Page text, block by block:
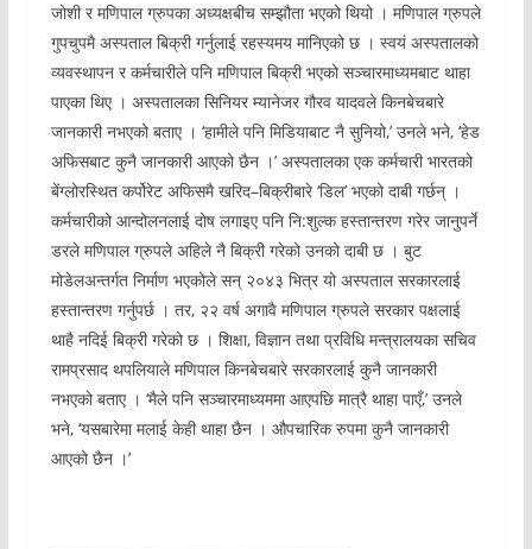
जोशी र मणिपाल ग्रुपका अध्यक्षबीच सम्झौता भएको थियो । मणिपाल ग्रुपले
गुपचुपमै अस्पताल बिक्री गर्नुलाई रहस्यमय मानिएको छ । स्वयं अस्पतालको
व्यवस्थापन र कर्मचारीले पनि मणिपाल बिक्री भएको सञ्चारमाध्यमबाट थाहा
पाएका थिए । अस्पतालका सिनियर म्यानेजर गौरव यादवले किनबेचबारे
जानकारी नभएको बताए । ‘हामीले पनि मिडियाबाट नै सुनियो,’ उनले भने, ‘हेड
अफिसबाट कुनै जानकारी आएको छैन ।’ अस्पतालका एक कर्मचारी भारतको
बेंग्लोरस्थित कर्पोरेट अफिसमै खरिद–बिक्रीबारे ‘डिल’ भएको दाबी गर्छन् ।
कर्मचारीको आन्दोलनलाई दोष लगाइए पनि नि:शुल्क हस्तान्तरण गरेर जानुपर्ने
डरले मणिपाल ग्रुपले अहिले नै बिक्री गरेको उनको दाबी छ । बुट
मोडेलअन्तर्गत निर्माण भएकोले सन् २०४३ भित्र यो अस्पताल सरकारलाई
हस्तान्तरण गर्नुपर्छ । तर, २२ वर्ष अगावै मणिपाल ग्रुपले सरकार पक्षलाई
थाहै नदिई बिक्री गरेको छ । शिक्षा, विज्ञान तथा प्रविधि मन्त्रालयका सचिव
रामप्रसाद थपलियाले मणिपाल किनबेचबारे सरकारलाई कुनै जानकारी
नभएको बताए । ‘मैले पनि सञ्चारमाध्यममा आएपछि मात्रै थाहा पाएँ,’ उनले
भने, ‘यसबारेमा मलाई केही थाहा छैन । औपचारिक रुपमा कुनै जानकारी
आएको छैन ।’